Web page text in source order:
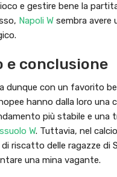
e gestire bene la
Napoli W sembra avere
e conclusione
dunque con un favorito
hanno dalla loro una
più stabile e una
W. Tuttavia, nel
riscatto delle ragazze di
una mina vagante.